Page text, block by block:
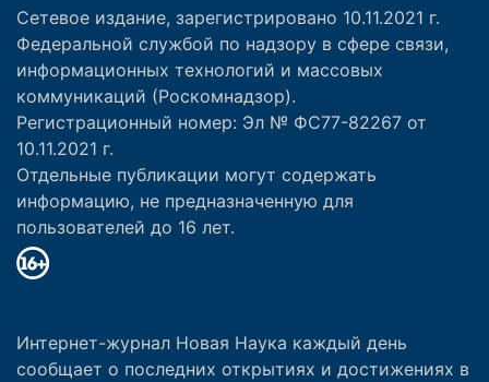
Сетевое издание, зарегистрировано 10.11.2021 г.
Федеральной службой по надзору в сфере связи,
информационных технологий и массовых
коммуникаций (Роскомнадзор).
Регистрационный номер: Эл № ФС77-82267 от
10.11.2021 г.
Отдельные публикации могут содержать
информацию, не предназначенную для
пользователей до 16 лет.
Интернет-журнал Новая Наука каждый день
сообщает о последних открытиях и достижениях в